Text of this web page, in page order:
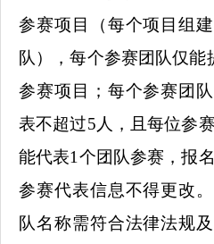
参赛项目（每个项目组
队），每个参赛团队仅能
参赛项目；每个参赛团
表不超过5人，且每位参
能代表1个团队参赛，报
参赛代表信息不得更改
队名称需符合法律法规